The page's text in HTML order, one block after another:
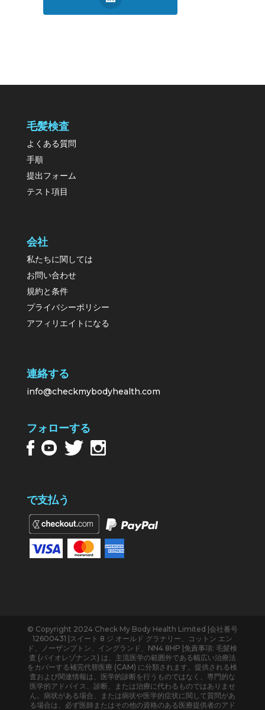
毛髪検査
よくある質問
手順
提出フォーム
テスト項目
会社
私たちに関しては
お問い合わせ
規約と条件
プライバシーポリシー
アフィリエイトになる
連絡する
info@checkmybodyhealth.com
フォローする
で支払う
© Copyright 2024 Check My Body Health Limited |会社番号
12600431 |スイート 8 ジ オールド グラナリー、コットン エン
ド、ノーザンプトン、イングランド、NN4 8HP |免責事項: 毛髪検
査 (バイオレゾナンス) は、主流医学の範囲外である幅広い治療法
をカバーする補完代替医療 (CAM) に分類されます。提供される検
査および関連情報は、医学的診断を行うものではなく、専門的な
医学的アドバイス、診断、または治療に代わるものではありませ
ん。病状がある場合、または病状や医学的症状に関して質問があ
る場合は、必ず医師またはその他の資格のある医療提供者のアド